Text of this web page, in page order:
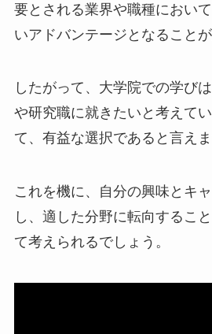
要とされる業界や職種におい
いアドバンテージとなることが
したがって、大学院での学び
や研究職に就きたいと考えて
て、有益な選択であると言えま
これを機に、自分の興味とキ
し、適した分野に転向するこ
て考えられるでしょう。